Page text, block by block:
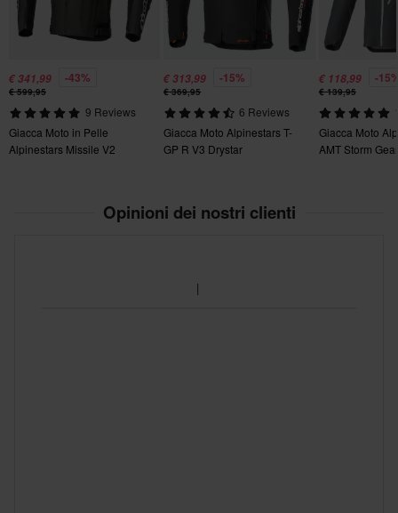
400 x 250 x 400 mm
€ 341,99 -43%
€ 599,95
9 Reviews
Giacca Moto in Pelle
Alpinestars Missile V2
€ 313,99 -15%
€ 369,95
6 Reviews
Giacca Moto Alpinestars T-
GP R V3 Drystar
€ 118,99 -
€ 139,95
Giacca Moto
AMT Storm
Opinioni dei nostri clienti